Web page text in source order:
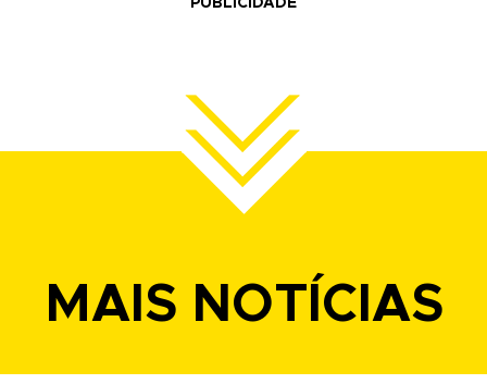
PUBLICIDADE
MAIS NOTÍCIAS